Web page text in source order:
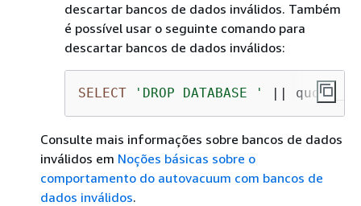
descartar bancos de dados inválidos. Também
é possível usar o seguinte comando para
descartar bancos de dados inválidos:
SELECT 'DROP DATABASE ' ||
Consulte mais informações sobre bancos de dados
inválidos em Noções básicas sobre o
comportamento do autovacuum com bancos de
dados inválidos.